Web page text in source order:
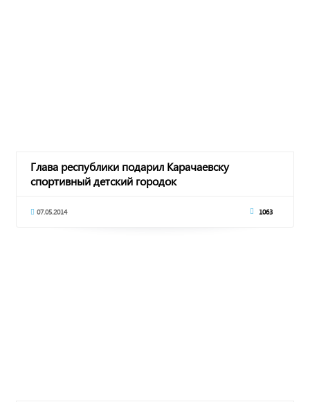
Глава республики подарил Карачаевску
спортивный детский городок
07.05.2014 1063